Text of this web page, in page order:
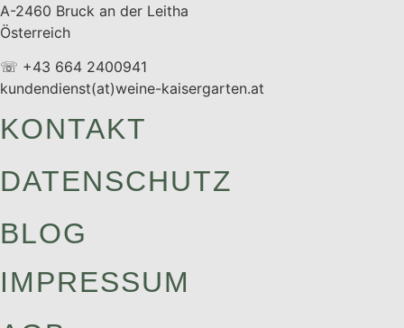
A-2460 Bruck an der Leitha
Österreich
☏ +43 664 2400941
kundendienst(at)weine-kaisergarten.at
KONTAKT
DATENSCHUTZ
BLOG
IMPRESSUM